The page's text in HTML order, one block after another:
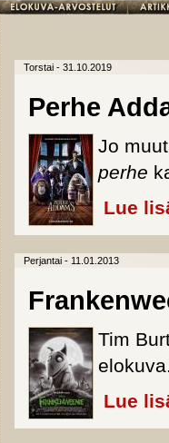
Torstai - 31.10.2019
Perhe
Jo
perhe
Lue
Perjantai - 11.01.2013
Tim
Lue